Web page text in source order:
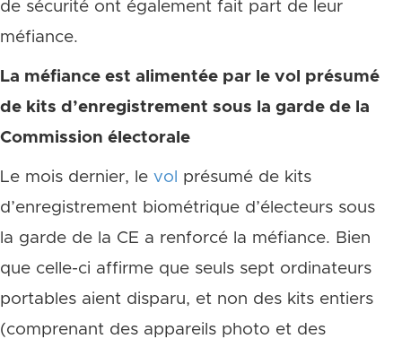
de sécurité ont également fait part de leur
méfiance.
La méfiance est alimentée par le vol présumé
de kits d’enregistrement sous la garde de la
Commission électorale
Le mois dernier, le vol
présumé de kits
d’enregistrement biométrique d’électeurs sous
la garde de la CE a renforcé la méfiance. Bien
que celle-ci affirme que seuls sept ordinateurs
portables aient disparu, et non des kits entiers
(comprenant des appareils photo et des